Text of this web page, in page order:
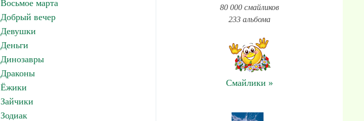
Восьмое марта
Добрый вечер
Девушки
Деньги
Динозавры
Драконы
Ёжики
Зайчики
Зодиак
80 000 смайликов
233 альбома
Смайлики »